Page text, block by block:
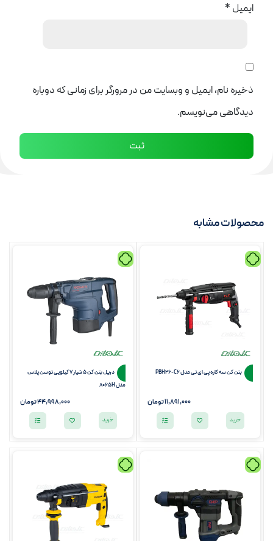
ایمیل *
ذخیره نام، ایمیل و وبسایت من در مرورگر برای زمانی که دوباره
دیدگاهی می‌نویسم.
محصولات مشابه
بتن کن سه کاره پی ای تی مدل PBH26-C6
11,891,000تومان
خرید
دریل بتن کن 5 شیار 7 کیلویی توسن پلاس
مدل 8065H
44,998,000تومان
خرید